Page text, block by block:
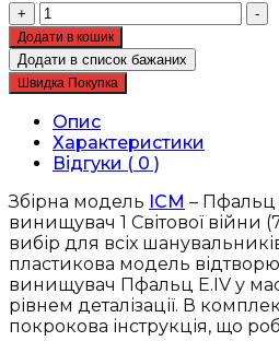
+
Збірна
модель
ICM
-
Пфальц
Е.IV,
німецький
винищувач
Світової
війни
(72121)
кількість
-
Додати в кошик
Додати в список бажаних
Швидка Покупка
Опис
Характеристики
Відгуки ( 0 )
Збірна модель ICM – Пфальц
винищувач 1 Світової війни
вибір для всіх шанувальників
пластикова модель
винищувач Пфальц Е.IV у
рівнем деталізації. В
покрокова інструкція, що